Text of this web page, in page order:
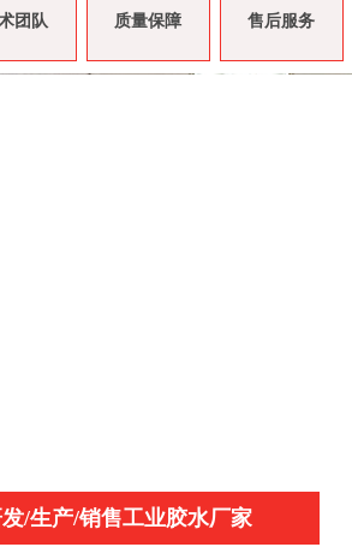
团队 质量保障 售后服务
/生产/销售工业胶水厂家